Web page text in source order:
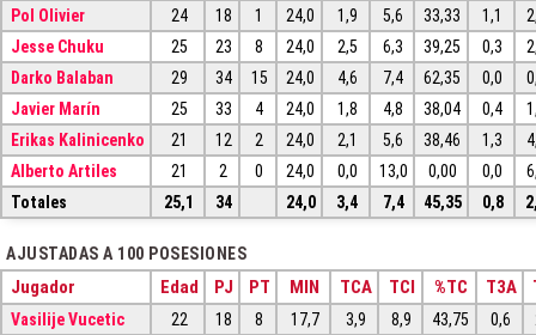
Pol Olivier
24 18 1 24,0 1,9 5,6 33,33 1,1
Jesse Chuku
25 23 8 24,0 2,5 6,3 39,25 0,3
Darko Balaban
29 34 15 24,0 4,6 7,4 62,35 0,0
Javier Marín
25 33 4 24,0 1,8 4,8 38,04 0,4
Erikas Kalinicenko
21 12 2 24,0 2,1 5,6 38,46 1,3
Alberto Artiles
21 2 0 24,0 0,0 13,0 0,00 0,0
Totales
25,1 34 24,0 3,4 7,4 45,35 0,8
AJUSTADAS A 100 POSESIONES
Jugador Edad PJ PT MIN TCA TCI %TC T3A
Vasilije Vucetic 22 18 8 17,7 3,9 8,9 43,75 0,6